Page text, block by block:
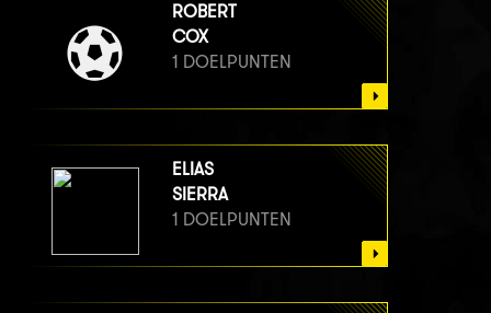
ROBERT
COX
1 DOELPUNTEN
ELIAS
SIERRA
1 DOELPUNTEN